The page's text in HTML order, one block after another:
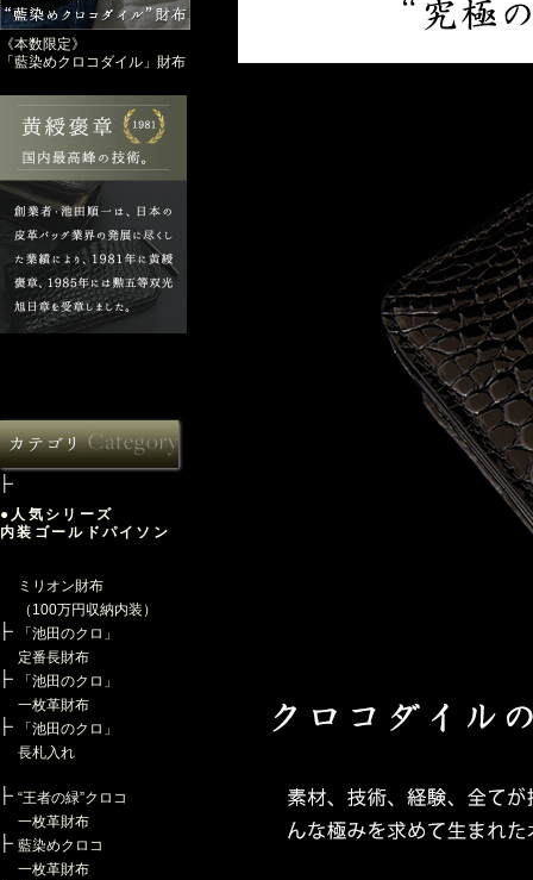
《本数限定》
「藍染めクロコダイル」財布
●人気シリーズ
内装ゴールドパイソン
ミリオン財布
（100万円収納内装）
「池田のクロ」
定番長財布
「池田のクロ」
一枚革財布
「池田のクロ」
長札入れ
“王者の緑”クロコ
一枚革財布
藍染めクロコ
一枚革財布